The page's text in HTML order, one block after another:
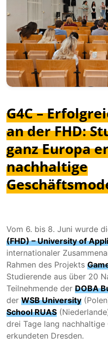
G4C –
an der FHD:
ganz Europa
nachhaltige
Vom 6. bis 8. Juni wurde
(FHD) – University of
internationaler
Rahmen des Projekts
Studierende aus über 20
Teilnehmende derDOBA
derWSB University
School RUAS
drei Tage lang
erkundeten Dresden.